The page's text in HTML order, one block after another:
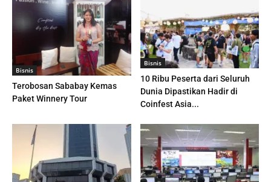
Bisnis
Terobosan Sababay Kemas
Paket Winnery Tour
Bisnis
10 Ribu Peserta dari Seluruh
Dunia Dipastikan Hadir di
Coinfest Asia...